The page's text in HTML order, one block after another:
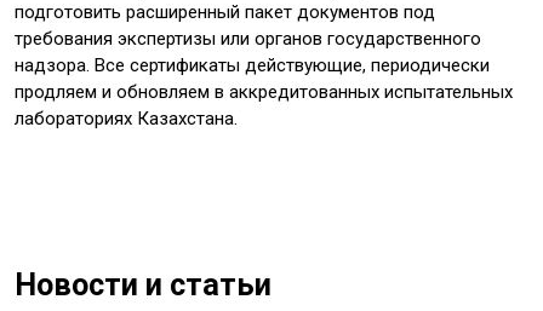
подготовить расширенный пакет документов под
требования экспертизы или органов государственного
надзора. Все сертификаты действующие, периодически
продляем и обновляем в аккредитованных испытательных
лабораториях Казахстана.
Новости и статьи